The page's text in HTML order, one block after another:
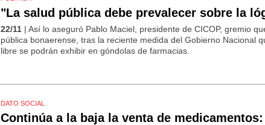
"La salud pública debe prevalecer sobre la
22/11 | Así lo aseguró Pablo Maciel, presidente de CICOP, gremio
pública bonaerense, tras la reciente medida del Gobierno Nacional
libre se podrán exhibir en góndolas de farmacias.
DATO SOCIAL
Continúa a la baja la venta de